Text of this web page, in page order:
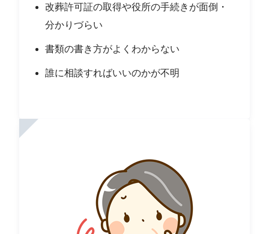
改葬許可証の取得や役所の手続きが面倒・
分かりづらい
書類の書き方がよくわからない
誰に相談すればいいのかが不明